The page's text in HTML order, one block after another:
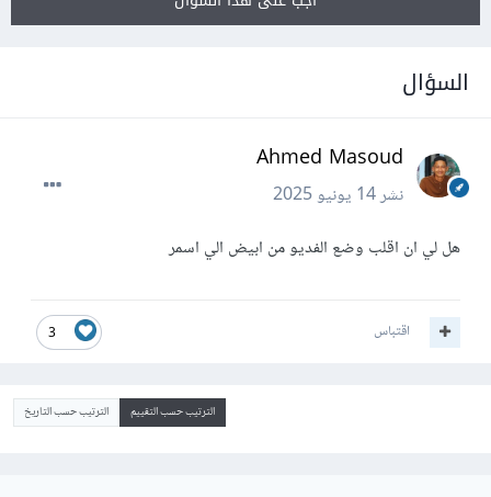
السؤال
Ahmed Masoud
نشر14 يونيو 2025
هل لي ان اقلب وضع الفديو من ابيض الي اسمر
3 اقتباس
الترتيب حسب التقييم الترتيب حسب التاريخ